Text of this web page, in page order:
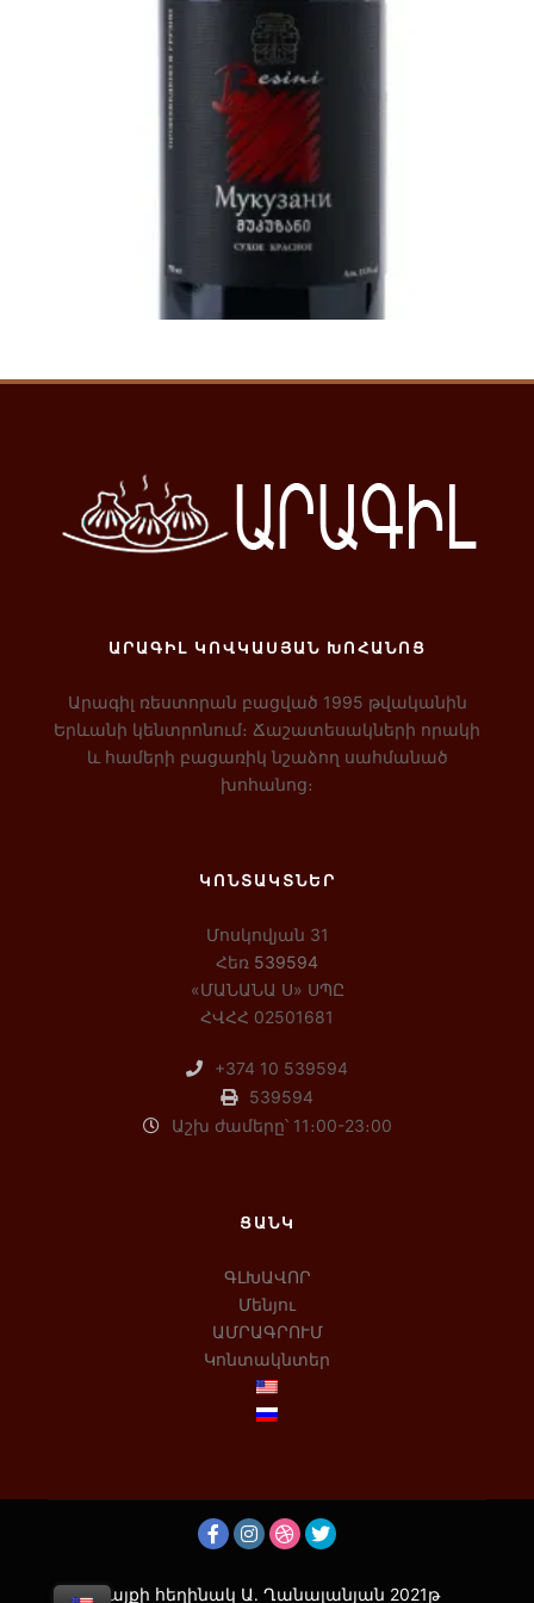
6000AMD
ԱՐԱԳԻԼ ԿՈՎԿԱՍՅԱՆ ԽՈՀԱՆՈՑ
Արագիլ ռեստորան բացված 1995 թվականին
Երևանի կենտրոնում։ Ճաշատեսակների որակի
և համերի բացառիկ նշաձող սահմանած
խոհանոց։
ԿՈՆՏԱԿՏՆԵՐ
Մոսկովյան 31
Հեռ 539594
«ՄԱՆԱՆԱ Ս» ՍՊԸ
ՀՎՀՀ 02501681
+374 10 539594
539594
Աշխ ժամերը՝ 11։00-23։00
ՑԱՆԿ
ԳԼԽԱՎՈՐ
Մենյու
ԱՄՐԱԳՐՈՒՄ
Կոնտակնտեր
Կայքի հեղինակ Ա․ Ղանալանյան 2021թ